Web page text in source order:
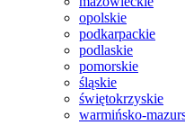
opolskie
podkarpackie
podlaskie
pomorskie
śląskie
świętokrzyskie
warmińsko-